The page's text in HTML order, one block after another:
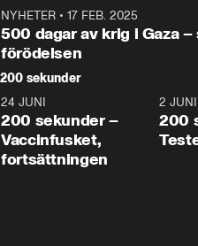
NYHETER • 17 FEB. 2025
500 dagar av krig i Gaza –
förödelsen
200 sekunder
5:00
24 JUNI
200 sekunder –
Vaccinfusket,
fortsättningen
2 JUNI
200